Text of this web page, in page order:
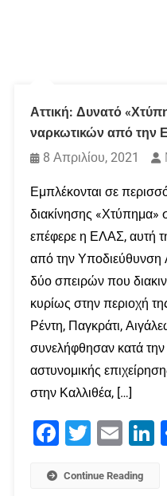
Αττική: Δυνατό
ναρκωτικών από την
8 Απριλίου, 2021
Εμπλέκονται σε
διακίνησης
επέφερε η ΕΛΑΣ, αυτή
από την Υποδιεύθυνση
δύο σπειρών που
κυρίως στην περιοχή
Ρέντη, Παγκράτι,
συνελήφθησαν κατά την
αστυνομικής
στην Καλλιθέα, […]
Facebook
Twitter Email
Continue Reading